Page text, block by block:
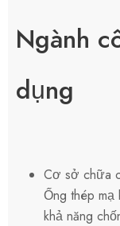
Ngành
dụng
Cơ sở chữa
Ống thép mạ
khả năng